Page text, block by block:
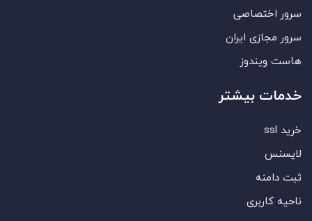
سرور اختصاصی
سرور مجازی ایران
هاست ویندوز
خدمات بیشتر
خرید ssl
لایسنس
ثبت دامنه
ناحیه کاربری